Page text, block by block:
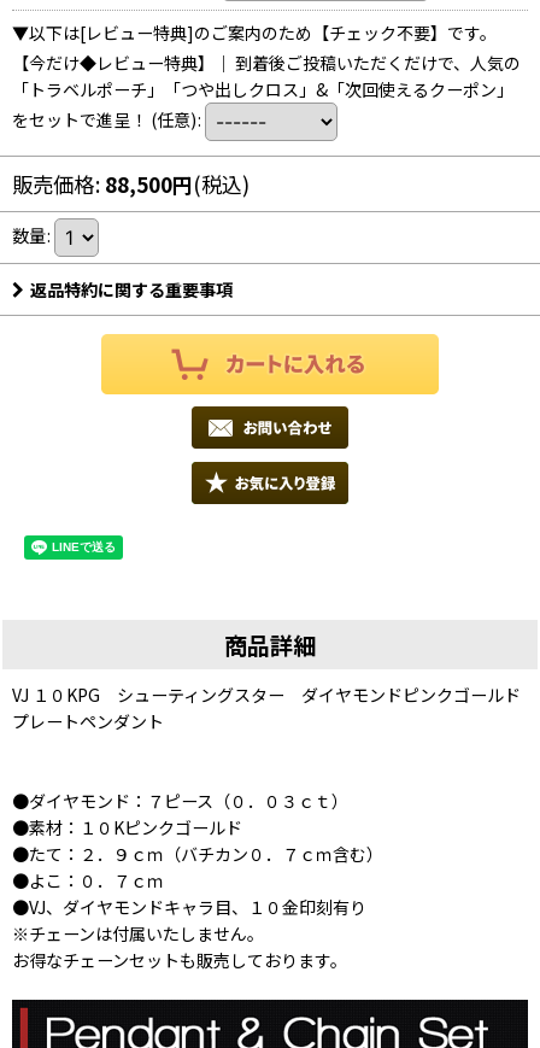
▼以下は[レビュー特典]のご案内のため【チェック不要】です。
【今だけ◆レビュー特典】｜ 到着後ご投稿いただくだけで、人気の
「トラベルポーチ」「つや出しクロス」&「次回使えるクーポン」
をセットで進呈！ (任意):
販売価格: 88,500円(税込)
数量:
返品特約に関する重要事項
商品詳細
VJ １０KPG シューティングスター ダイヤモンドピンクゴールド
プレートペンダント
●ダイヤモンド：７ピース（０．０３ｃｔ）
●素材：１０Kピンクゴールド
●たて：２．９ｃｍ（バチカン０．７ｃｍ含む）
●よこ：０．７ｃｍ
●VJ、ダイヤモンドキャラ目、１０金印刻有り
※チェーンは付属いたしません。
お得なチェーンセットも販売しております。